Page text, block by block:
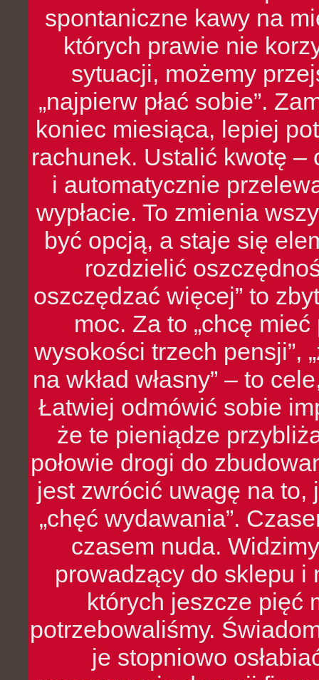
spontaniczne kawy na
których prawie nie
sytuacji, możemy
„najpierw płać sobie”.
koniec miesiąca, lepiej
rachunek. Ustalić kwotę
i automatycznie
wypłacie. To zmienia
być opcją, a staje się
rozdzielić
oszczędzać więcej” to
moc. Za to „chcę
wysokości trzech pensji”,
na wkład własny” – to
Łatwiej odmówić sobie
że te pieniądze
połowie drogi do
jest zwrócić uwagę na to,
„chęć wydawania”.
czasem nuda.
prowadzący do sklepu i
których jeszcze pięć
potrzebowaliśmy.
je stopniowo